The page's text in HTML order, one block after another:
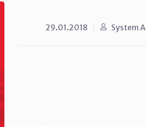
29.01.2018 System